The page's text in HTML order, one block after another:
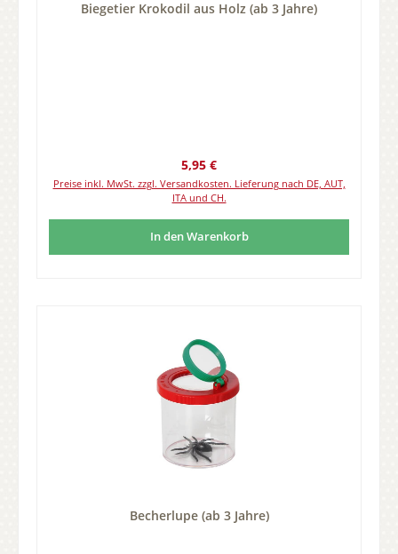
Biegetier Krokodil aus Holz (ab 3 Jahre)
Regulärer Preis:
5,95 €
Preise inkl. MwSt. zzgl. Versandkosten. Lieferung nach DE, AUT,
ITA und CH.
In den Warenkorb
Becherlupe (ab 3 Jahre)